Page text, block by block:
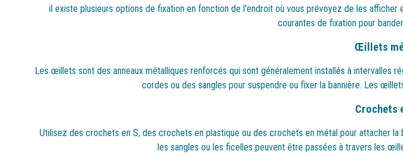
il existe plusieurs options de fixation en fonction de l'endroit où vous prévoyez de les
courantes de fixation pour
Œillets
Les œillets sont des anneaux métalliques renforcés qui sont généralement installés à intervalles
cordes ou des sangles pour suspendre ou fixer la bannière. Les
Crochets
Utilisez des crochets en S, des crochets en plastique ou des crochets en métal pour attacher
les sangles ou les ficelles peuvent être passées à travers les